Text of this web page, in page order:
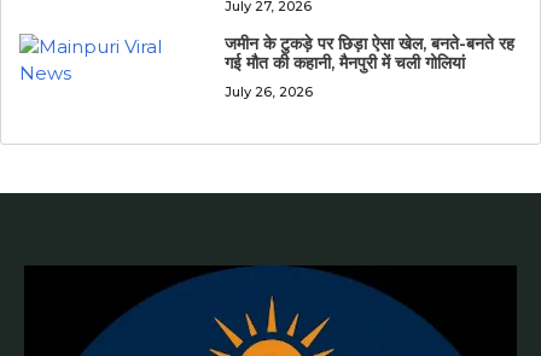
July 27, 2026
जमीन के टुकड़े पर छिड़ा ऐसा खेल, बनते-बनते रह
गई मौत की कहानी, मैनपुरी में चली गोलियां
July 26, 2026